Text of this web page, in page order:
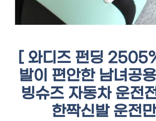
[ 와디즈 펀딩
발이 편안한 남녀공
빙슈즈 자동차 운전
한짝신발 운전